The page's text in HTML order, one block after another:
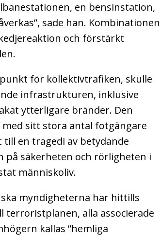
en bensinstation,
sade han. Kombinationen
och förstärkt
för kollektivtrafiken, skulle
infrastrukturen, inklusive
ytterligare bränder. Den
med sitt stora antal fotgängare
en tragedi av betydande
säkerheten och rörligheten i
människoliv.
myndigheterna har hittills
alla associerade
kallas ”hemliga